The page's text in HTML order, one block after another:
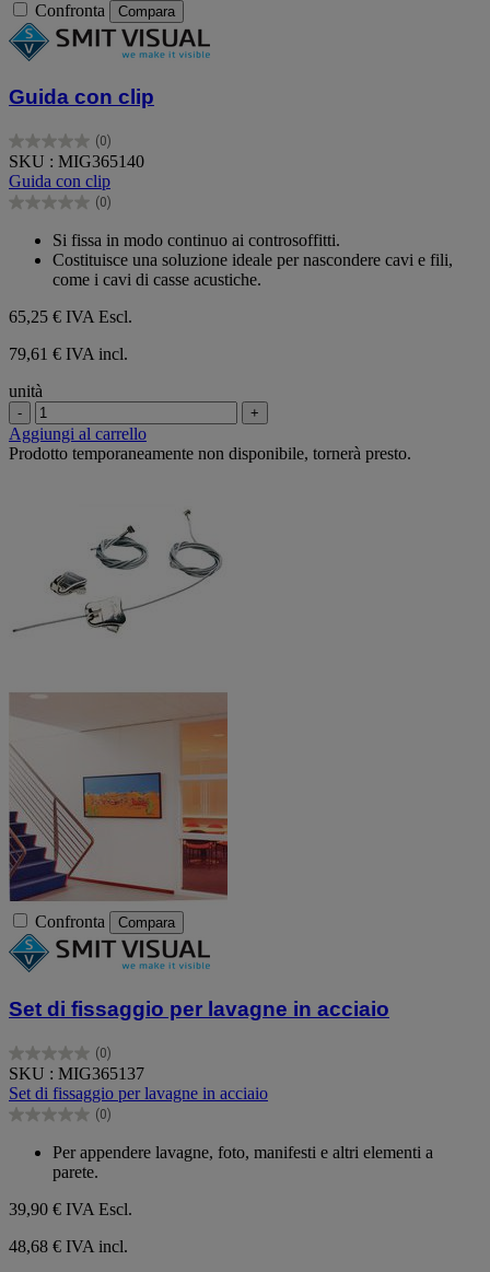
Confronta Compara
Guida con clip
(0)
0.0
su
5
stelle.
SKU : MIG365140
Guida con clip
(0)
0.0
Si fissa in modo continuo ai controsoffitti.
Costituisce una soluzione ideale per nascondere cavi e fili,
come i cavi di casse acustiche.
65,25 € IVA Escl.
79,61 € IVA incl.
unità
- +
Aggiungi al carrello
Prodotto temporaneamente non disponibile, tornerà presto.
Confronta Compara
Set di fissaggio per lavagne in acciaio
(0)
0.0
su
5
stelle.
SKU : MIG365137
Set di fissaggio per lavagne in acciaio
(0)
0.0
Per appendere lavagne, foto, manifesti e altri elementi a
parete.
39,90 € IVA Escl.
48,68 € IVA incl.